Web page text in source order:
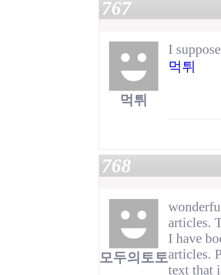
767
먹튀
I
먹튀
768
모두의토토
articles.
I have
articles.
text that